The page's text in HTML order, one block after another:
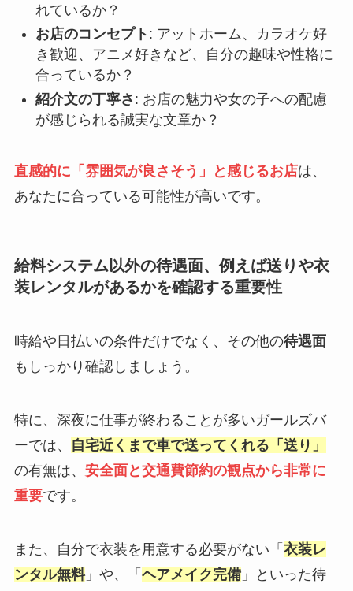
れているか？
お店のコンセプト : アットホーム、カラオケ好
き歓迎、アニメ好きなど、自分の趣味や性格に
合っているか？
紹介文の丁寧さ : お店の魅力や女の子への配慮
が感じられる誠実な文章か？
直感的に「雰囲気が良さそう」と感じるお店は、
あなたに合っている可能性が高いです。
給料システム以外の待遇面、例えば送りや衣
装レンタルがあるかを確認する重要性
時給や日払いの条件だけでなく、その他の待遇面
もしっかり確認しましょう。
特に、深夜に仕事が終わることが多いガールズバ
ーでは、
自宅近くまで車で送ってくれる「送り」
の有無は、 安全面と交通費節約の観点から非常に
重要です。
また、自分で衣装を用意する必要がない「 衣装レ
ンタル無料」や、「 ヘアメイク完備」といった待